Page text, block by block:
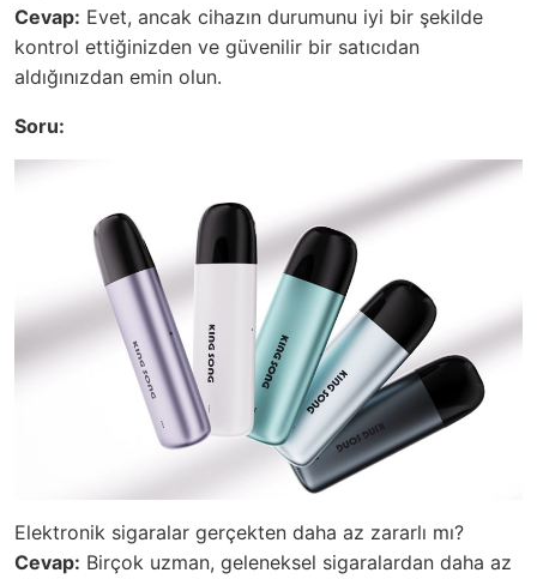
Cevap: Evet, ancak cihazın durumunu iyi bir şekilde
kontrol ettiğinizden ve güvenilir bir satıcıdan
aldığınızdan emin olun.
Soru:
Elektronik sigaralar gerçekten daha az zararlı mı?
Cevap: Birçok uzman, geleneksel sigaralardan daha az